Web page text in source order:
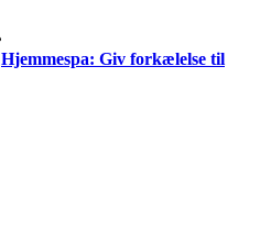
Hjemmespa: Giv forkælelse til